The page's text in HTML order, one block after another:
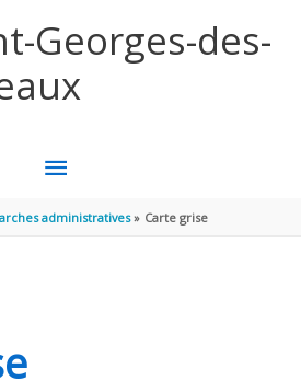
Georges-des-
MENU
PRINCIPAL
administratives Carte grise